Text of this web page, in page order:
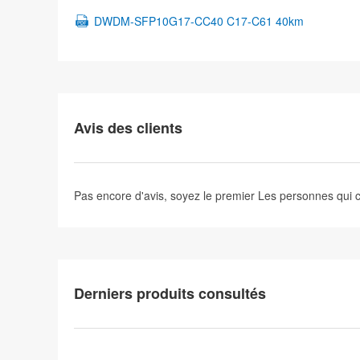
DWDM-SFP10G17-CC40 C17-C61 40km
Avis des clients
Pas encore d'avis, soyez le premier Les personnes qui
Derniers produits consultés